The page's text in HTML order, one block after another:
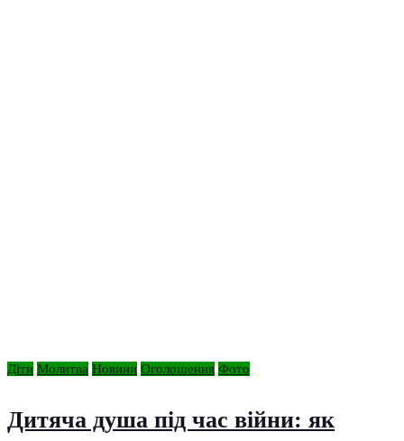
Діти Молитва Новини Оголошення Фото
Дитяча душа під час війни: як